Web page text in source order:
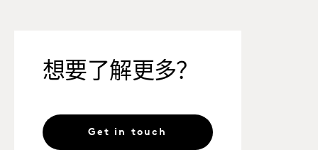
想要了解更多？
Get in touch